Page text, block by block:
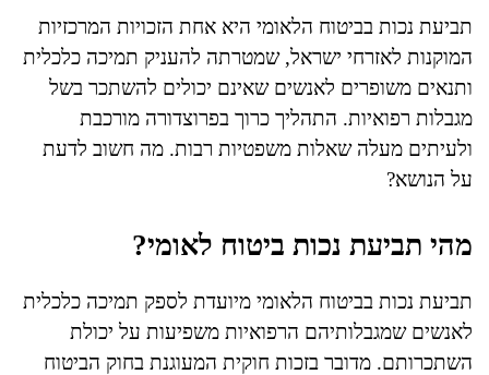
תביעת נכות בביטוח הלאומי היא אחת הזכויות המרכזיות
המוקנות לאזרחי ישראל, שמטרתה להעניק תמיכה כלכלית
ותנאים משופרים לאנשים שאינם יכולים להשתכר בשל
מגבלות רפואיות. התהליך כרוך בפרוצדורה מורכבת
ולעיתים מעלה שאלות משפטיות רבות. מה חשוב לדעת
על הנושא?
מהי תביעת נכות ביטוח לאומי?
תביעת נכות בביטוח הלאומי מיועדת לספק תמיכה כלכלית
לאנשים שמגבלותיהם הרפואיות משפיעות על יכולת
השתכרותם. מדובר בזכות חוקית המעוגנת בחוק הביטוח